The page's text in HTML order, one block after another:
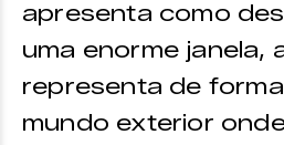
apresenta como
uma enorme janela,
representa de
mundo exterior